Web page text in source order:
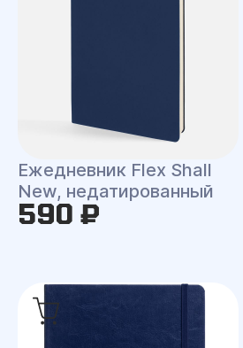
Ежедневник Flex Shall
New, недатированный
590 ₽